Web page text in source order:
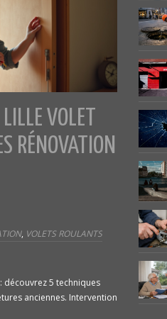
VOLET
RÉNOVATION
, VOLETS ROULANTS
découvrez 5 techniques
anciennes. Intervention